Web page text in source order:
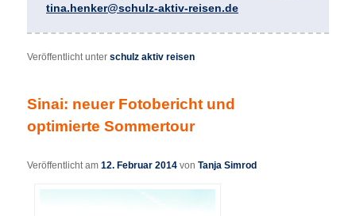
tina.henker@schulz-aktiv-reisen.de
Veröffentlicht unter schulz aktiv reisen
Sinai: neuer Fotobericht und
optimierte Sommertour
Veröffentlicht am12. Februar 2014 vonTanja Simrod